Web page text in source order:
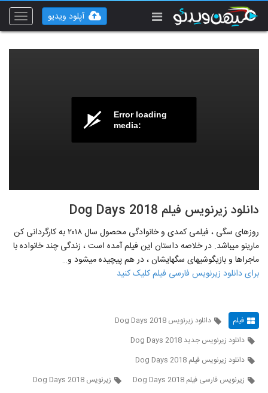
Toggle
آپلود ویدیو
Error loading
media:
دانلود زیرنویس فیلم Dog Days 2018
روزهای سگی ، فیلمی کمدی و خانوادگی محصول سال ۲۰۱۸ به کارگردانی کن
مارینو می‎باشد. در خلاصه داستان این فیلم آمده است ، زندگی چند خانواده با
ماجراها و بازیگوشی‎های سگ‎هایشان ، در هم پیچیده می‎شود و…
برای دانلود زیرنویس فارسی فیلم کلیک کنید
فیلم
دانلود زیرنویس Dog Days 2018
دانلود زیرنویس جدید Dog Days 2018
دانلود زیرنویس فیلم Dog Days 2018
زيرنويس فارسی فيلم Dog Days 2018
زیرنویس Dog Days 2018